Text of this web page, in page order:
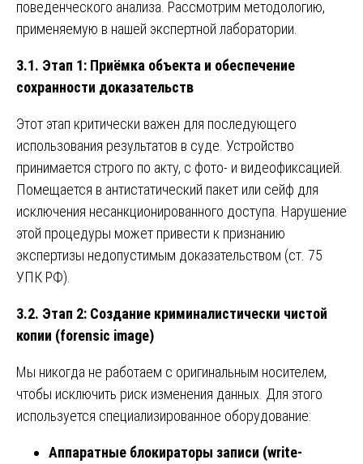
поведенческого анализа. Рассмотрим методологию,
применяемую в нашей экспертной лаборатории.
3.1. Этап 1: Приёмка объекта и обеспечение
сохранности доказательств
Этот этап критически важен для последующего
использования результатов в суде. Устройство
принимается строго по акту, с фото- и видеофиксацией.
Помещается в антистатический пакет или сейф для
исключения несанкционированного доступа. Нарушение
этой процедуры может привести к признанию
экспертизы недопустимым доказательством (ст. 75
УПК РФ).
3.2. Этап 2: Создание криминалистически чистой
копии (forensic image)
Мы никогда не работаем с оригинальным носителем,
чтобы исключить риск изменения данных. Для этого
используется специализированное оборудование:
Аппаратные блокираторы записи (write-